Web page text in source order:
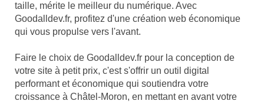
taille, mérite le meilleur du numérique. Avec
Goodalldev.fr, profitez d'une création web économique
qui vous propulse vers l'avant.
Faire le choix de Goodalldev.fr pour la conception de
votre site à petit prix, c'est s'offrir un outil digital
performant et économique qui soutiendra votre
croissance à Châtel-Moron, en mettant en avant votre